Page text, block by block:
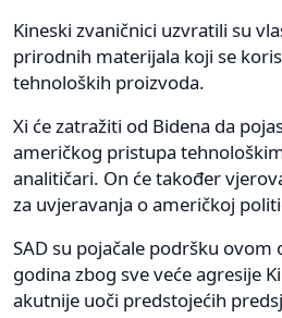
Kineski zvaničnici uzvratili su
prirodnih materijala koji se
tehnoloških proizvoda.
Xi će zatražiti od Bidena da
američkog pristupa
analitičari. On će također
za uvjeravanja o američkoj
SAD su pojačale podršku
godina zbog sve veće agresije
akutnije uoči predstojećih